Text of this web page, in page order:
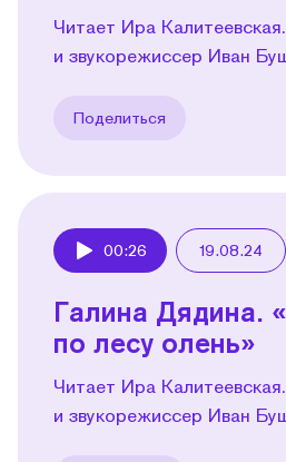
Читает Ира
и звукорежиссер Иван
Поделиться
00:26 19.08.24
Галина Дядина.
по лесу олень»
Читает Ира
и звукорежиссер Иван